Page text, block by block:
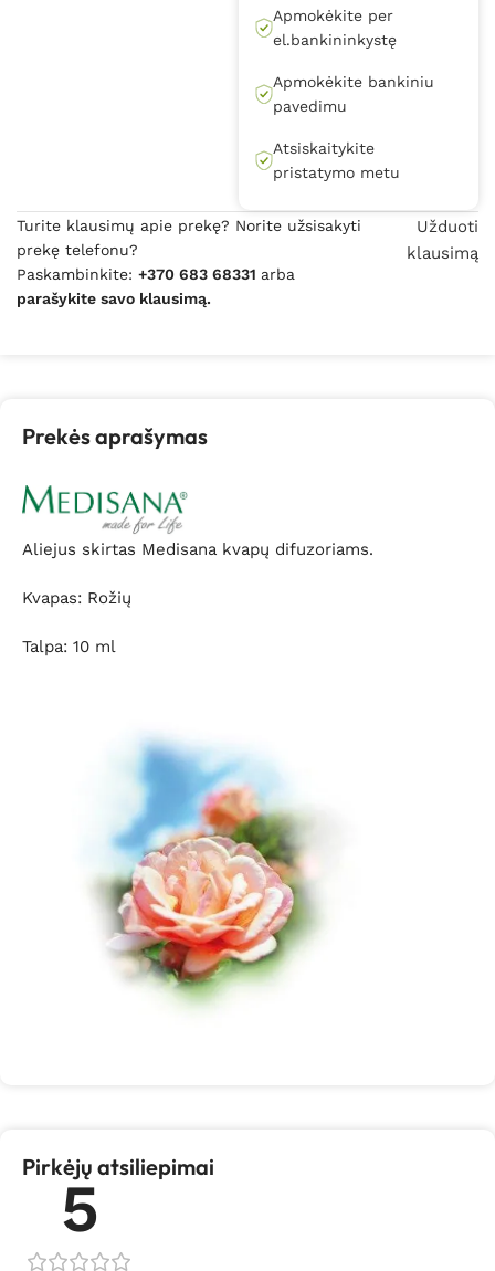
Apmokėkite per
el.bankininkystę
Apmokėkite bankiniu
pavedimu
Atsiskaitykite
pristatymo metu
Turite klausimų apie prekę? Norite užsisakyti
prekę telefonu?
Paskambinkite: +370 683 68331 arba
parašykite savo klausimą.
Užduoti
klausimą
Prekės aprašymas
Aliejus skirtas Medisana kvapų difuzoriams.
Kvapas: Rožių
Talpa: 10 ml
Pirkėjų atsiliepimai
5